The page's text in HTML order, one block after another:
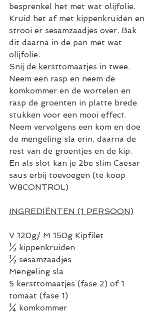
besprenkel het met wat olijfolie.
Kruid het af met kippenkruiden en
strooi er sesamzaadjes over. Bak
dit daarna in de pan met wat
olijfolie.
Snij de kersttomaatjes in twee.
Neem een rasp en neem de
komkommer en de wortelen en
rasp de groenten in platte brede
stukken voor een mooi effect.
Neem vervolgens een kom en doe
de mengeling sla erin, daarna de
rest van de groentjes en de kip.
En als slot kan je 2be slim Caesar
saus erbij toevoegen (te koop
W8CONTROL)
INGREDIËNTEN (1 PERSOON)
V 120g/ M 150g Kipfilet
½ kippenkruiden
½ sesamzaadjes
Mengeling sla
5 kersttomaatjes (fase 2) of 1
tomaat (fase 1)
¼ komkommer